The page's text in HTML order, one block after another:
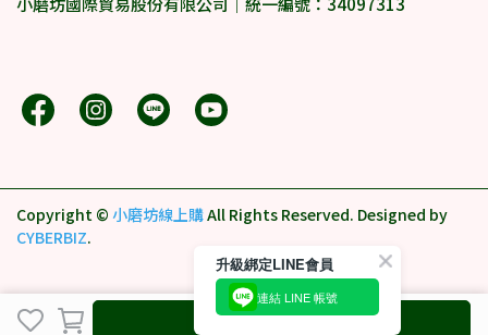
Pre-order Goods
Copyright © 小磨坊線上購All Rights Reserved. Designed by
CYBERBIZ.
升級綁定LINE會員
連結 LINE 帳號